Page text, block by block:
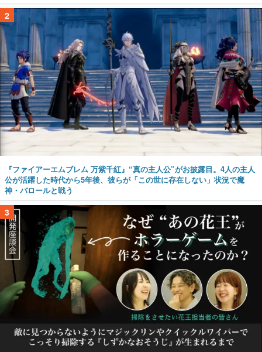
2
『ファイアーエムブレム 万紫千紅』“真の主人公”がお披露目。4人の主人
公が活躍した時代から5年後、彼らが「この世に存在しない」状況で魔
神・バロールと戦う
3